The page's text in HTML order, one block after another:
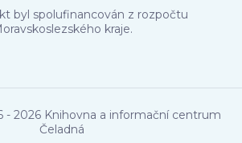
byl spolufinancován z rozpočtu
kraje.
2026 Knihovna a informační centrum
Čeladná